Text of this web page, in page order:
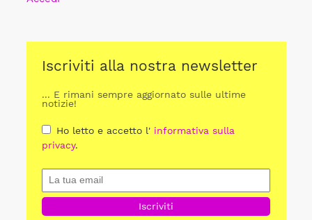
Iscriviti alla nostra newsletter
... E rimani sempre aggiornato sulle ultime
notizie!
Ho letto e accetto l' informativa sulla
privacy.